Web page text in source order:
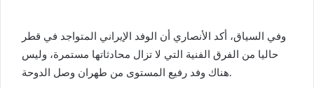
وفي السياق، أكد الأنصاري أن الوفد الإيراني المتواجد في قطر
حاليا من الفرق الفنية التي لا تزال محادثاتها مستمرة، وليس
هناك وفد رفيع المستوى من طهران وصل الدوحة.